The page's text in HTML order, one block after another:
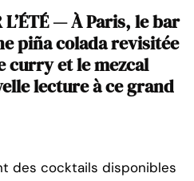
L’ÉTÉ — À Paris, le bar
piña colada revisitée
curry et le mezcal
lecture à ce grand
des cocktails disponibles